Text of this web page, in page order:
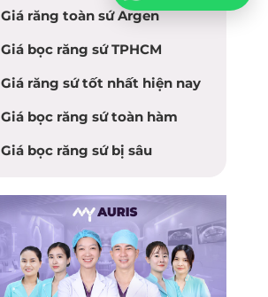
Giá răng toàn sứ Argen
Giá bọc răng sứ TPHCM
Giá răng sứ tốt nhất hiện nay
Giá bọc răng sứ toàn hàm
Giá bọc răng sứ bị sâu